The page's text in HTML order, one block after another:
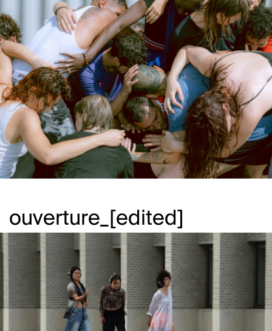
ouverture_[edited]